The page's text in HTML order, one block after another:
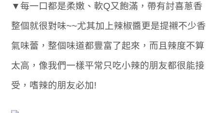
▼每一口都是柔嫩、軟Q又飽滿，帶有討喜蔥香
整個就很對味~~尤其加上辣椒醬更是提襯不少香
氣味蕾，整個味道都豐富了起來，而且辣度不算
太高，像我們一樣平常只吃小辣的朋友都很能接
受，嗜辣的朋友必加!